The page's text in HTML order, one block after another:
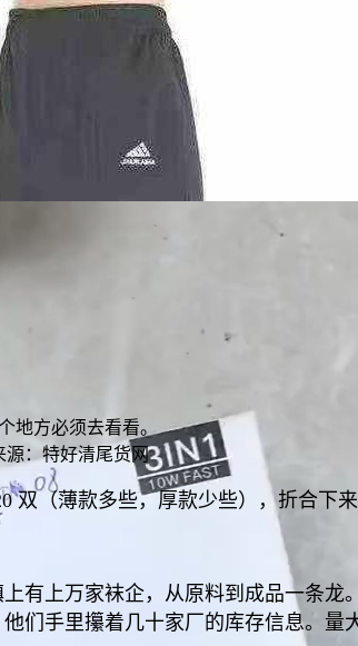
地方必须去看看。
源：特好清尾货网
双（薄款多些，厚款少些），折合下
有上万家袜企，从原料到成品一条
们手里攥着几十家厂的库存信息。量